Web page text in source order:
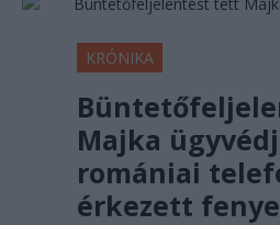
KRÓNIKA
Majka
romániai
érkezett